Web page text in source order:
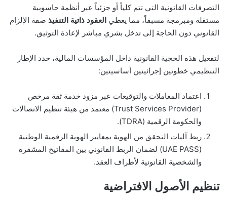
التصرفات القانونية التي تتم كلياً أو جزئياً عبر أنظمة حاسوبية
مستقلة ومبرمجة مسبقاً، مما يعطي العقود ذاتية التنفيذ صفة الإلزام
القانوني دون الحاجة إلى تدخل بشري مباشر لإعادة التوثيق.
لتفعيل هذه الحجية القانونية داخل المؤسسات المالية، حدد الإطار
التنظيمي خطوتين إجرائيتين أساسيتين:
اعتماد المعاملات والتوقيعات عبر مزود خدمة ثقة مرخص
(Trust Services Provider) معتمد من هيئة تنظيم الاتصالات
والحكومة الرقمية (TDRA).
ربط آليات التحقق من الهوية بمعايير الهوية الرقمية الوطنية
(UAE PASS) لضمان الربط القانوني بين المفاتيح المشفرة
والشخصية القانونية لأطراف العقد.
تنظيم الأصول الافتراضية